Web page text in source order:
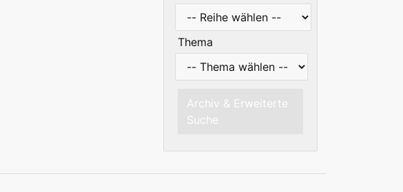
Thema
Archiv & Erweiterte
Suche